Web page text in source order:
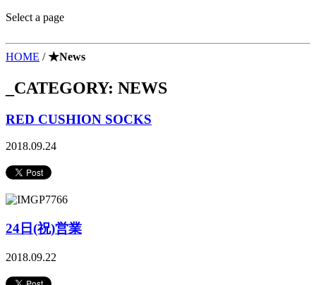
Select a page
HOME /★News
_CATEGORY: NEWS
RED CUSHION SOCKS
2018.09.24
24日(祝)営業
2018.09.22